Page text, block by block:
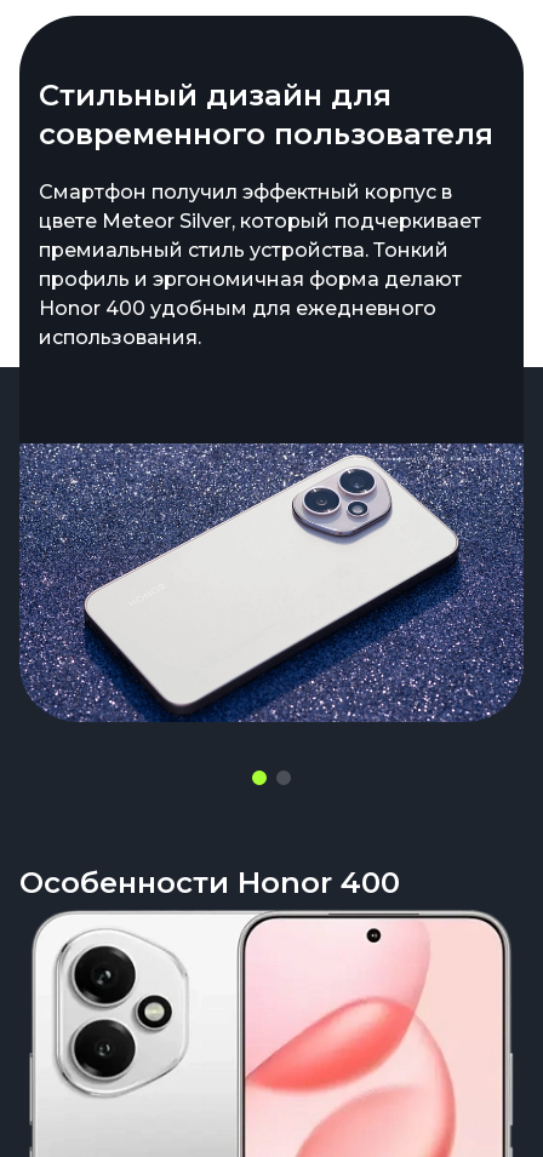
Стильный дизайн для
современного пользователя
Смартфон получил эффектный корпус в
цвете Meteor Silver, который подчеркивает
премиальный стиль устройства. Тонкий
профиль и эргономичная форма делают
Honor 400 удобным для ежедневного
использования.
Большой объем памяти для
хранения контента
Встроенный накопитель на 256 ГБ
позволяет хранить тысячи фотографий,
видео, приложений и документов без
необходимости постоянно очищать память
устройства.
Особенности Honor 400